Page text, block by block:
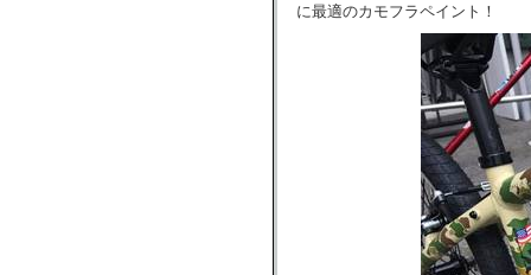
に最適のカモフラペイント！